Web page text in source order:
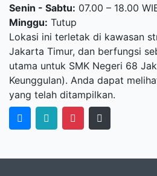
Senin - Sabtu: 07.00 – 18.00
Minggu: Tutup
Lokasi ini terletak di kawasan
Jakarta Timur, dan berfungsi
utama untuk SMK Negeri 68
Keunggulan). Anda dapat
yang telah ditampilkan.